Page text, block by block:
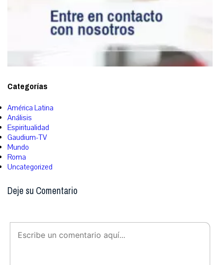
Categorías
América Latina
Análisis
Espiritualidad
Gaudium-TV
Mundo
Roma
Uncategorized
Deje su Comentario